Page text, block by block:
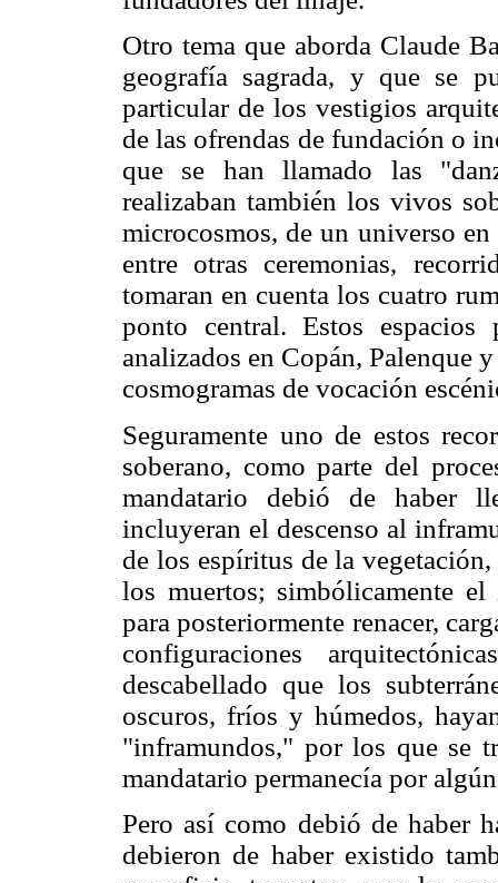
Otro tema que aborda Claude
geografía sagrada, y que se
particular de los vestigios
de las ofrendas de fundación o
que se han llamado las
realizaban también los vivos
microcosmos, de un universo
entre otras ceremonias,
tomaran en cuenta los cuatro
ponto central. Estos espacios
analizados en Copán, Palenque
cosmogramas de vocación
Seguramente uno de estos
soberano, como parte del
mandatario debió de haber
incluyeran el descenso al
de los espíritus de la
los muertos; simbólicamente
para posteriormente renacer,
configuraciones
descabellado que los
oscuros, fríos y húmedos,
"inframundos," por los que se
mandatario permanecía por
Pero así como debió de haber
debieron de haber existido